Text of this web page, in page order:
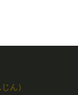
ん）